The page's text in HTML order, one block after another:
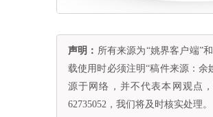
声明： 所有来源为“姚界客户端”
载使用时必须注明“稿件来源：
源于网络，并不代表本网观点
62735052，我们将及时核实处理。